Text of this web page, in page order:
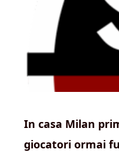
In casa Milan
giocatori ormai